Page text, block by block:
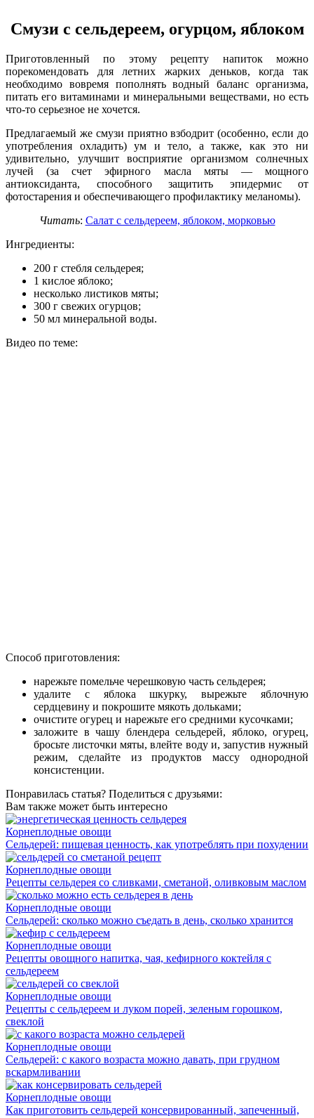
Смузи с сельдереем, огурцом, яблоком
Приготовленный по этому рецепту напиток можно
порекомендовать для летних жарких деньков, когда так
необходимо вовремя пополнять водный баланс организма,
питать его витаминами и минеральными веществами, но есть
что-то серьезное не хочется.
Предлагаемый же смузи приятно взбодрит (особенно, если до
употребления охладить) ум и тело, а также, как это ни
удивительно, улучшит восприятие организмом солнечных
лучей (за счет эфирного масла мяты — мощного
антиоксиданта, способного защитить эпидермис от
фотостарения и обеспечивающего профилактику меланомы).
Читать: Салат с сельдереем, яблоком, морковью
Ингредиенты:
200 г стебля сельдерея;
1 кислое яблоко;
несколько листиков мяты;
300 г свежих огурцов;
50 мл минеральной воды.
Видео по теме:
Способ приготовления:
нарежьте помельче черешковую часть сельдерея;
удалите с яблока шкурку, вырежьте яблочную
сердцевину и покрошите мякоть дольками;
очистите огурец и нарежьте его средними кусочками;
заложите в чашу блендера сельдерей, яблоко, огурец,
бросьте листочки мяты, влейте воду и, запустив нужный
режим, сделайте из продуктов массу однородной
консистенции.
Понравилась статья? Поделиться с друзьями:
Вам также может быть интересно
Корнеплодные овощи
Сельдерей: пищевая ценность, как употреблять при похудении
Корнеплодные овощи
Рецепты сельдерея со сливками, сметаной, оливковым маслом
Корнеплодные овощи
Сельдерей: сколько можно съедать в день, сколько хранится
Корнеплодные овощи
Рецепты овощного напитка, чая, кефирного коктейля с
сельдереем
Корнеплодные овощи
Рецепты с сельдереем и луком порей, зеленым горошком,
свеклой
Корнеплодные овощи
Сельдерей: с какого возраста можно давать, при грудном
вскармливании
Корнеплодные овощи
Как приготовить сельдерей консервированный, запеченный,